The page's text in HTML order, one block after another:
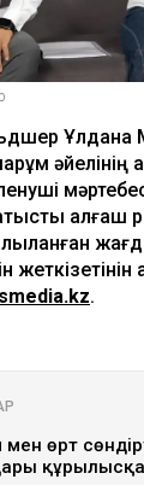
Ұлдана
әйелінің
алғаш
.
өрт